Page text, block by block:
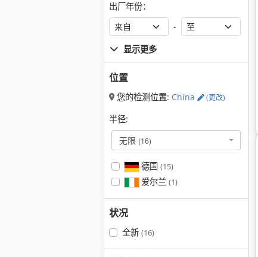
出厂年份：
-
显示更多
位置
您的检测位置: China (更改)
半径:
无限 (16)
德国 (15)
爱尔兰 (1)
状况
全新 (16)